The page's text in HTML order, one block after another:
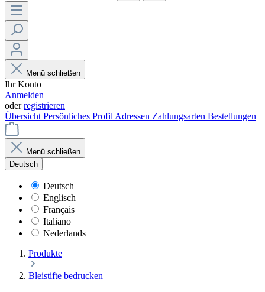
Menü schließen
Ihr Konto
Anmelden
oderregistrieren
Übersicht Persönliches Profil Adressen Zahlungsarten Bestellungen
Menü schließen
Deutsch
Deutsch
Englisch
Français
Italiano
Nederlands
Produkte
Bleistifte bedrucken